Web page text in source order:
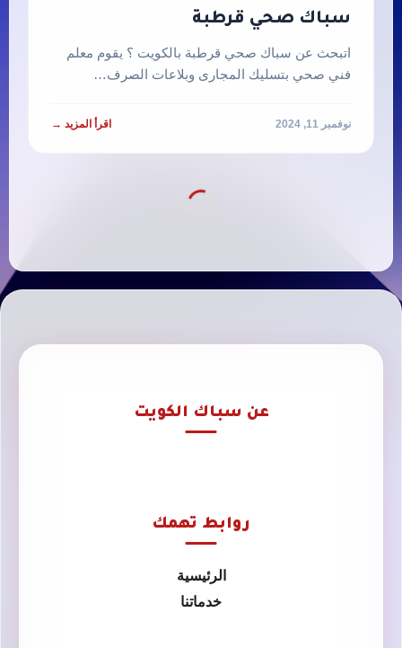
سباك صحي قرطبة
اتبحث عن سباك صحي قرطبة بالكويت ؟ يقوم معلم
فني صحي بتسليك المجارى وبلاعات الصرف…
نوفمبر 11, 2024 اقرأ المزيد →
عن سباك الكويت
روابط تهمك
الرئيسية
خدماتنا